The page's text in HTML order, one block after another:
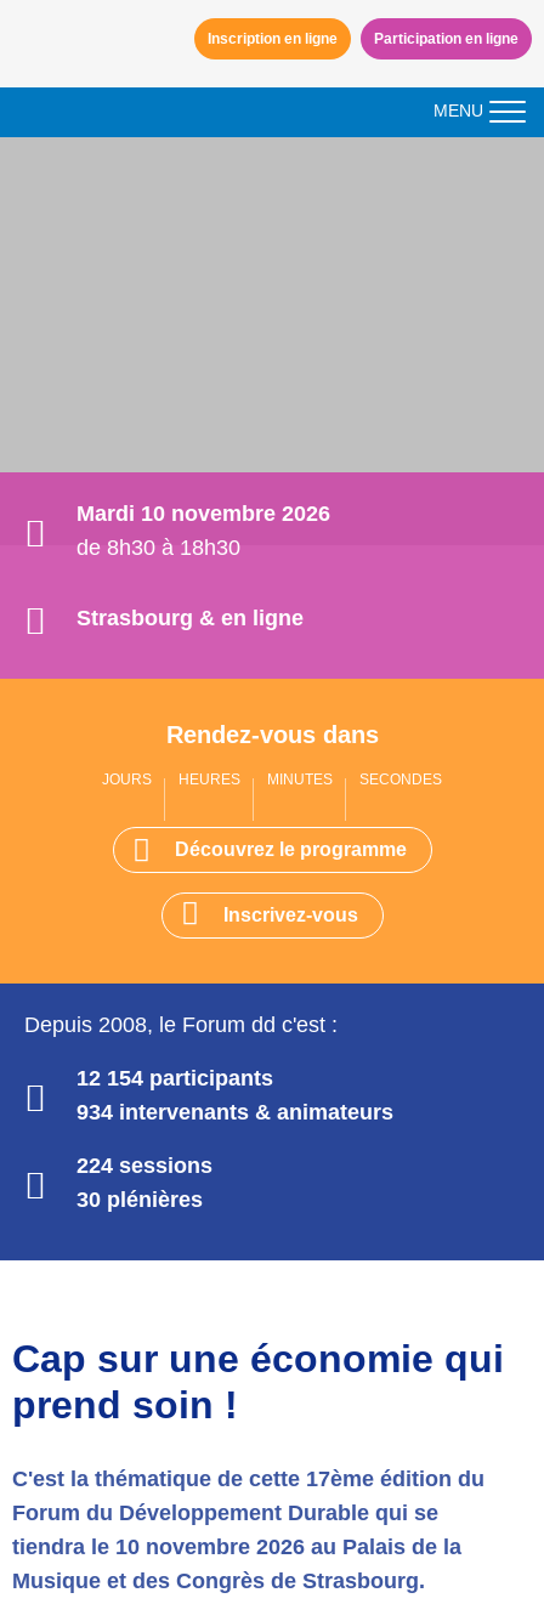
Participation en ligne
Inscription en ligne
MENU
Mardi 10 novembre 2026
de 8h30 à 18h30
Strasbourg & en ligne
Rendez-vous dans
JOURS HEURES MINUTES SECONDES
Découvrez le programme
Inscrivez-vous
Depuis 2008, le Forum dd c'est :
12 154 participants
934 intervenants & animateurs
224 sessions
30 plénières
Cap sur une économie qui
prend soin !
C'est la thématique de cette 17ème édition du
Forum du Développement Durable qui se
tiendra le 10 novembre 2026 au Palais de la
Musique et des Congrès de Strasbourg.